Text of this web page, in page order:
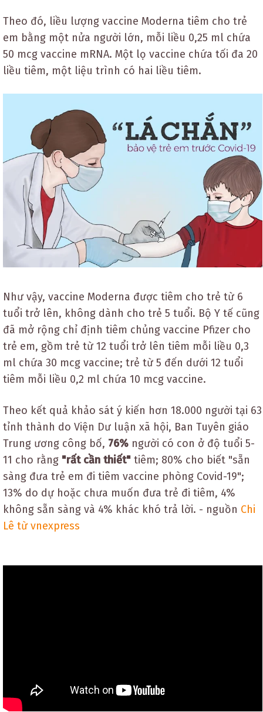
Theo đó, liều lượng vaccine Moderna tiêm cho trẻ
em bằng một nửa người lớn, mỗi liều 0,25 ml chứa
50 mcg vaccine mRNA. Một lọ vaccine chứa tối đa 20
liều tiêm, một liệu trình có hai liều tiêm.
Như vậy, vaccine Moderna được tiêm cho trẻ từ 6
tuổi trở lên, không dành cho trẻ 5 tuổi. Bộ Y tế cũng
đã mở rộng chỉ định tiêm chủng vaccine Pfizer cho
trẻ em, gồm trẻ từ 12 tuổi trở lên tiêm mỗi liều 0,3
ml chứa 30 mcg vaccine; trẻ từ 5 đến dưới 12 tuổi
tiêm mỗi liều 0,2 ml chứa 10 mcg vaccine.
Theo kết quả khảo sát ý kiến hơn 18.000 người tại 63
tỉnh thành do Viện Dư luận xã hội, Ban Tuyên giáo
Trung ương công bố, 76% người có con ở độ tuổi 5-
11 cho rằng "rất cần thiết" tiêm; 80% cho biết "sẵn
sàng đưa trẻ em đi tiêm vaccine phòng Covid-19";
13% do dự hoặc chưa muốn đưa trẻ đi tiêm, 4%
không sẵn sàng và 4% khác khó trả lời. - nguồn Chi
Lê từ vnexpress